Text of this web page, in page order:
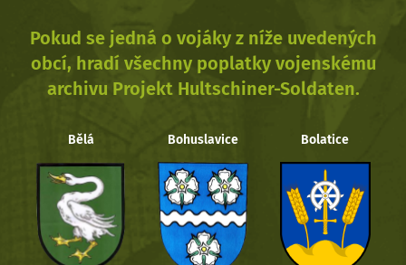
Pokud se jedná o vojáky z níže uvedených
obcí, hradí všechny poplatky vojenskému
archivu Projekt Hultschiner-Soldaten.
Bělá Bohuslavice Bolatice